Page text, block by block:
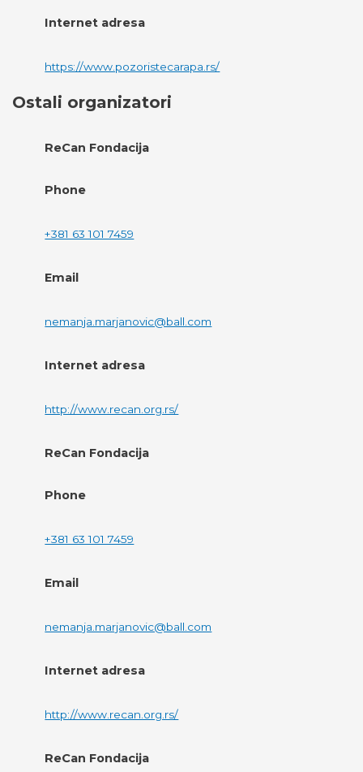
Internet adresa
https://www.pozoristecarapa.rs/
Ostali organizatori
ReCan Fondacija
Phone
+381 63 101 7459
Email
nemanja.marjanovic@ball.com
Internet adresa
http://www.recan.org.rs/
ReCan Fondacija
Phone
+381 63 101 7459
Email
nemanja.marjanovic@ball.com
Internet adresa
http://www.recan.org.rs/
ReCan Fondacija